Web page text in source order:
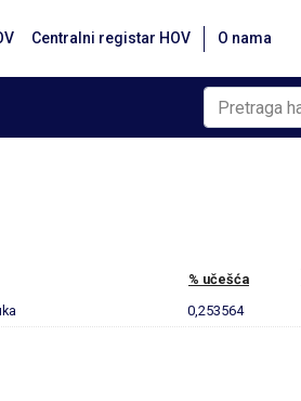
Centralni registar HOV O nama
% učešća
0,253564